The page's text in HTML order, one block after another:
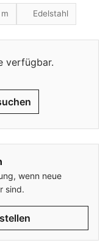
Edelstahl
verfügbar.
wenn neue
sind.